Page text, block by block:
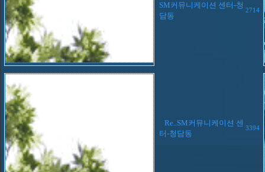
SM커뮤니케이션 센터-청
담동
2714
Re..SM커뮤니케이션 센
터-청담동
3394